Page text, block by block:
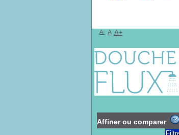
A- A A+
Affiner ou comparer